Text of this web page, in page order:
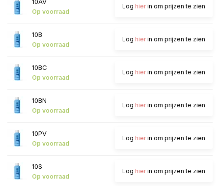
Op voorraad
Log hierin om prijzen te zien
10B
Op voorraad
Log hierin om prijzen te zien
10BC
Op voorraad
Log hierin om prijzen te zien
10BN
Op voorraad
Log hierin om prijzen te zien
10PV
Op voorraad
Log hierin om prijzen te zien
10S
Op voorraad
Log hierin om prijzen te zien